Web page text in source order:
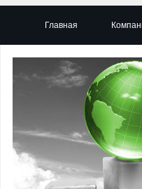
Главная